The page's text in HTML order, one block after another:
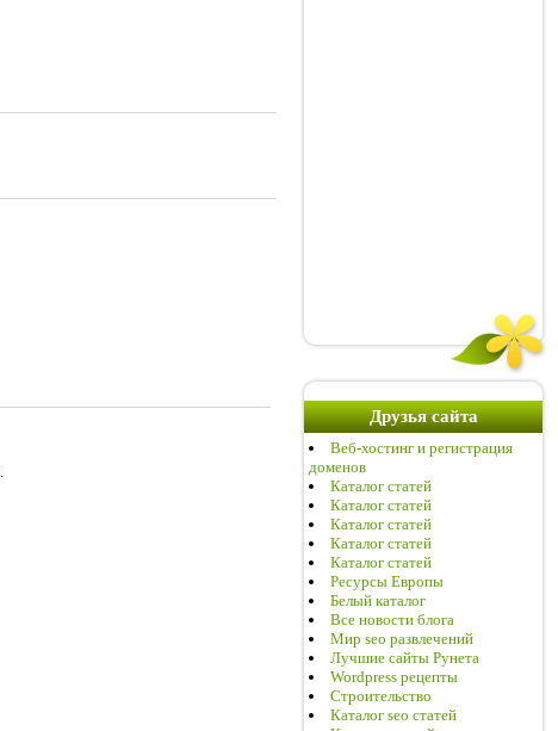
Друзья сайта
Веб-хостинг и регистрация
доменов
Каталог статей
Каталог статей
Каталог статей
Каталог статей
Каталог статей
Ресурсы Европы
Белый каталог
Все новости блога
Мир seo развлечений
Лучшие сайты Рунета
Wordpress рецепты
Строительство
Каталог seo статей